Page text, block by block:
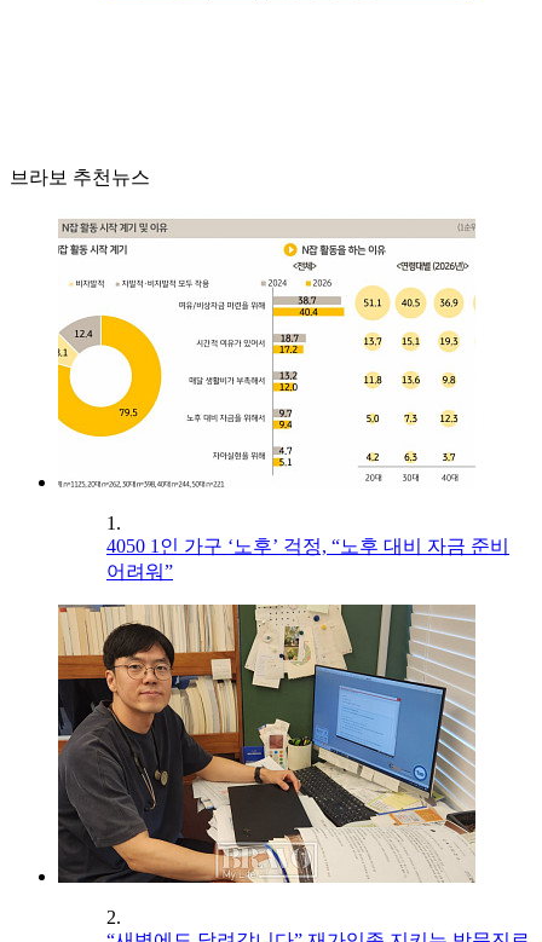
브라보 추천뉴스
1.
4050 1인 가구 ‘노후’ 걱정, “노후 대비 자금 준비
어려워”
2.